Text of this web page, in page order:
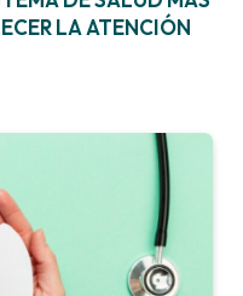
LA ATENCIÓN